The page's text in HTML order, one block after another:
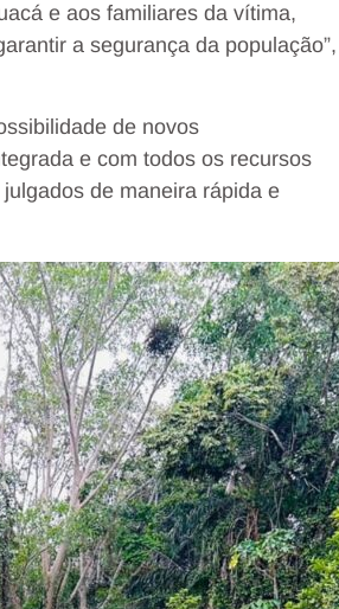
e aos familiares da vítima,
a segurança da população”,
de novos
e com todos os recursos
de maneira rápida e